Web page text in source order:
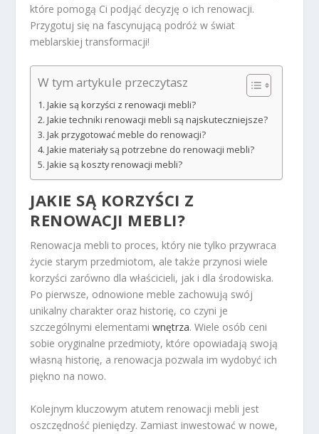
które pomogą Ci podjąć decyzję o ich renowacji.
Przygotuj się na fascynującą podróż w świat
meblarskiej transformacji!
W tym artykule przeczytasz
Jakie są korzyści z renowacji mebli?
Jakie techniki renowacji mebli są najskuteczniejsze?
Jak przygotować meble do renowacji?
Jakie materiały są potrzebne do renowacji mebli?
Jakie są koszty renowacji mebli?
JAKIE SĄ KORZYŚCI Z
RENOWACJI MEBLI?
Renowacja mebli to proces, który nie tylko przywraca
życie starym przedmiotom, ale także przynosi wiele
korzyści zarówno dla właścicieli, jak i dla środowiska.
Po pierwsze, odnowione meble zachowują swój
unikalny charakter oraz historię, co czyni je
szczególnymi elementamiwnętrza. Wiele osób ceni
sobie oryginalne przedmioty, które opowiadają swoją
własną historię, a renowacja pozwala im wydobyć ich
piękno na nowo.
Kolejnym kluczowym atutem renowacji mebli jest
oszczędność pieniędzy. Zamiast inwestować w nowe,